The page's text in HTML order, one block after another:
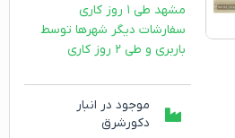
مشهد طی ۱ روز کاری
سفارشات دیگر شهرها توسط
باربری و طی ۲ روز کاری
موجود در انبار
دکورشرق